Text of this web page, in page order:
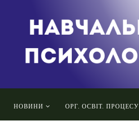
НОВИНИ ОРГ. ОСВІТ. ПРОЦЕСУ